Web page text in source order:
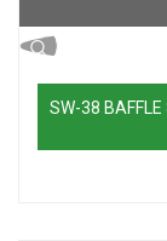
SW-38 BAFFLE